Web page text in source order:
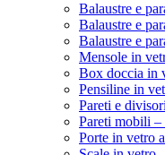
Balaustre e
Balaustre e
Balaustre e
Mensole in
Box doccia in
Pensiline in
Pareti e
Pareti mobili –
Porte in vetro